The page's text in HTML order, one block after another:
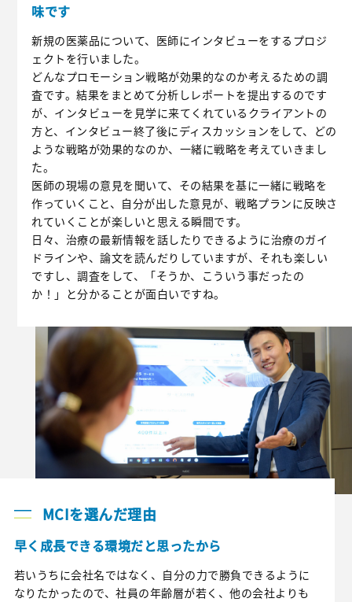
味です
新規の医薬品について、医師にインタビューをするプロジ
ェクトを行いました。
どんなプロモーション戦略が効果的なのか考えるための調
査です。結果をまとめて分析しレポートを提出するのです
が、インタビューを見学に来てくれているクライアントの
方と、インタビュー終了後にディスカッションをして、どの
ような戦略が効果的なのか、一緒に戦略を考えていきまし
た。
医師の現場の意見を聞いて、その結果を基に一緒に戦略を
作っていくこと、自分が出した意見が、戦略プランに反映さ
れていくことが楽しいと思える瞬間です。
日々、治療の最新情報を話したりできるように治療のガイ
ドラインや、論文を読んだりしていますが、それも楽しい
ですし、調査をして、「そうか、こういう事だったの
か！」と分かることが面白いですね。
MCIを選んだ理由
早く成長できる環境だと思ったから
若いうちに会社名ではなく、自分の力で勝負できるように
なりたかったので、社員の年齢層が若く、他の会社よりも
キャリアパス
求める人物像
採用イベント